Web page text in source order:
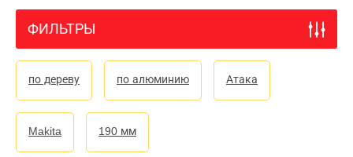
ФИЛЬТРЫ
по дереву по алюминию Атака
Makita 190 мм